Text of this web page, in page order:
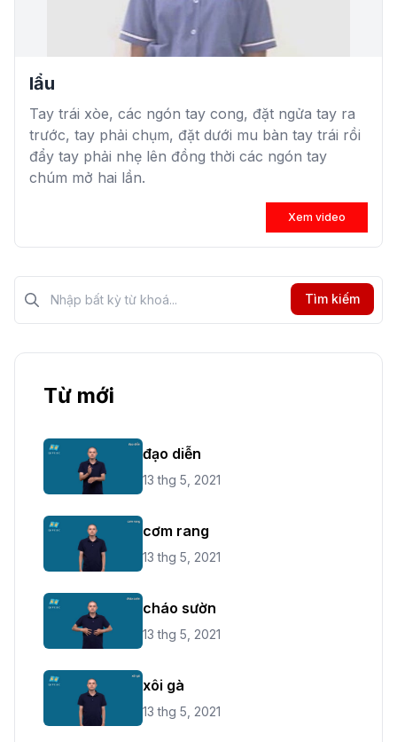
lẩu
Tay trái xòe, các ngón tay cong, đặt ngửa tay ra
trước, tay phải chụm, đặt dưới mu bàn tay trái rồi
đẩy tay phải nhẹ lên đồng thời các ngón tay
chúm mở hai lần.
Xem video
Tìm kiếm?>
Tìm kiếm
Từ mới
đạo diễn
13 thg 5, 2021
cơm rang
13 thg 5, 2021
cháo sườn
13 thg 5, 2021
xôi gà
13 thg 5, 2021